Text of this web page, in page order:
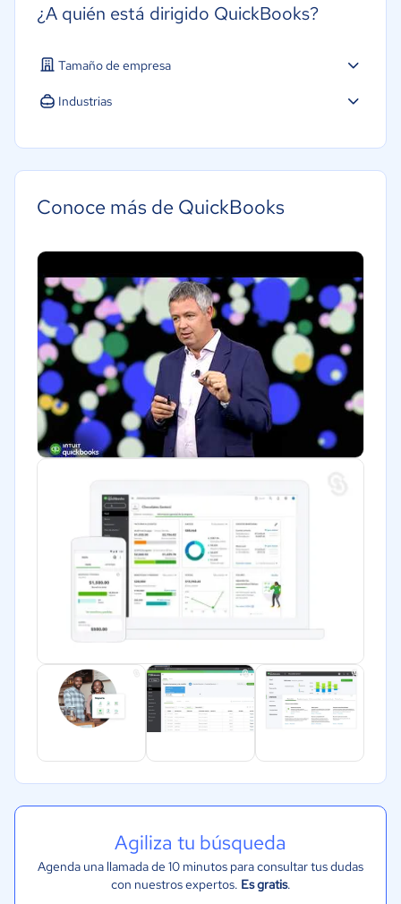
¿A quién está dirigido QuickBooks?
Tamaño de empresa
Micro: 1 a 9 trabajadores
Industrias
Conoce más de QuickBooks
Agiliza tu búsqueda
Agenda una llamada de 10 minutos para consultar tus dudas
con nuestros expertos. Es gratis.